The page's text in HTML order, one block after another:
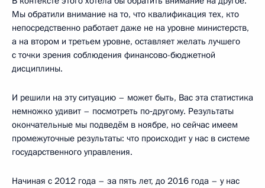
Мы обратили внимание на то, что квалификация тех, кто
непосредственно работает даже не на уровне министерств,
а на втором и третьем уровне, оставляет желать лучшего
с точки зрения соблюдения финансово-бюджетной
дисциплины.
И решили на эту ситуацию – может быть, Вас эта статистика
немножко удивит – посмотреть по‑другому. Результаты
окончательные мы подведём в ноябре, но сейчас имеем
промежуточные результаты: что происходит у нас в системе
государственного управления.
Начиная с 2012 года – за пять лет, до 2016 года – у нас